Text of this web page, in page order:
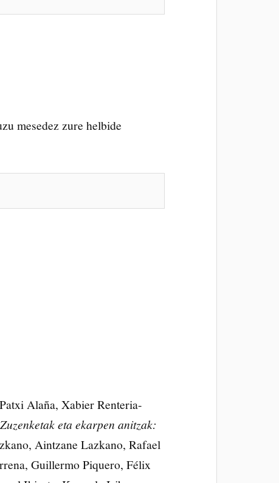
mesedez zure helbide
Alaña, Xabier Renteria-
Zuzenketak eta ekarpen anitzak:
Aintzane Lazkano, Rafael
Guillermo Piquero, Félix